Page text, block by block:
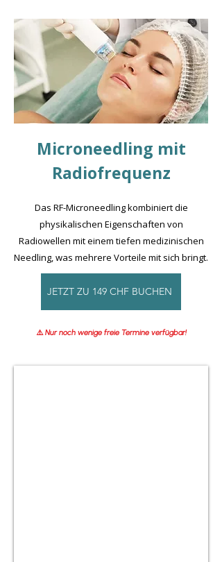
Microneedling mit
Radiofrequenz
Das RF-Microneedling kombiniert die
physikalischen Eigenschaften von
Radiowellen mit einem tiefen medizinischen
Needling, was mehrere Vorteile mit sich bringt.
JETZT ZU 149 CHF BUCHEN
⚠️ Nur noch wenige freie Termine verfügbar!